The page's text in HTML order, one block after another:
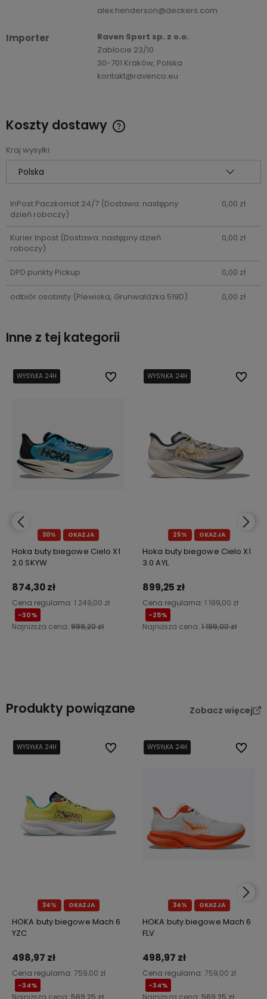
alex.henderson@deckers.com
Importer
Raven Sport sp. z o.o.
Zabłocie 23/10
30-701 Kraków, Polska
kontakt@ravenco.eu
Koszty dostawy
Cena nie zawiera ewentualnych kosztów płatności
Kraj wysyłki:
InPost Paczkomat 24/7(Dostawa: następny
dzień roboczy)
0,00 zł
Kurier Inpost(Dostawa: następny dzień
roboczy)
0,00 zł
DPD punkty Pickup 0,00 zł
odbiór osobisty(Plewiska, Grunwaldzka 519D) 0,00 zł
Inne z tej kategorii
30% OKAZJA
WYSYŁKA 24H
WYSYŁKA 24H
Hoka buty biegowe Cielo X1
2.0 SKYW
874,30 zł
Cena regularna: 1 249,00 zł
-30%
Najniższa cena: 999,20 zł
Do ulubionych
Do ulubionych
25% OKAZJA
WYSYŁKA 24H
WYSYŁKA 24H
Hoka buty biegowe Cielo X1
3.0 AYL
899,25 zł
Cena regularna: 1 199,00 zł
-25%
Najniższa cena: 1 199,00 zł
Do
Do
Produkty powiązane Zobacz więcej
34% OKAZJA
WYSYŁKA 24H
WYSYŁKA 24H
WYSYŁKA 24H
WYSYŁKA 24H
HOKA buty biegowe Mach 6
YZC
498,97 zł
Cena regularna: 759,00 zł
-34%
Najniższa cena: 569,25 zł
Do ulubionych
34% OKAZJA
WYSYŁKA 24H
WYSYŁKA 24H
HOKA buty biegowe Mach 6
FLV
498,97 zł
Cena regularna: 759,00 zł
-34%
Najniższa cena: 569,25 zł
Do